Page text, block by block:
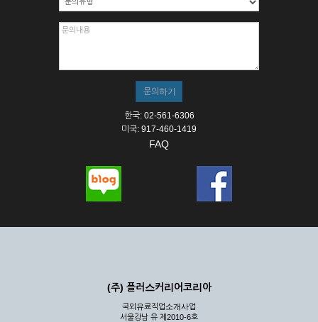
한국: 02-561-6306
미국: 917-460-1419
FAQ
(주) 플러스커리어코리아
국외유료직업소개사업
서울강남 유 제2010-6호